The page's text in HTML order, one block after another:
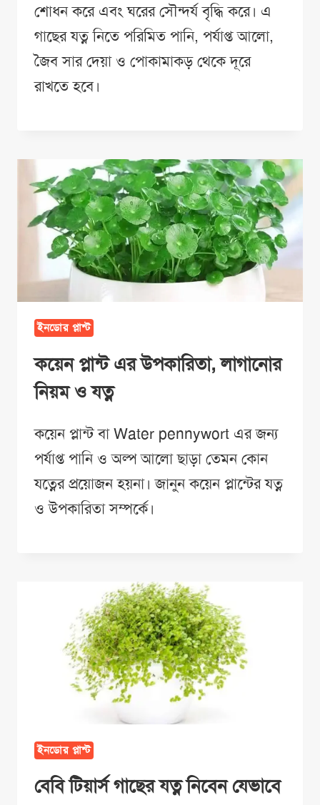
শোধন করে এবং ঘরের সৌন্দর্য বৃদ্ধি করে। এ
গাছের যত্ন নিতে পরিমিত পানি, পর্যাপ্ত আলো,
জৈব সার দেয়া ও পোকামাকড় থেকে দূরে
রাখতে হবে।
ইনডোর প্লান্ট
কয়েন প্লান্ট এর উপকারিতা, লাগানোর
নিয়ম ও যত্ন
কয়েন প্লান্ট বা Water pennywort এর জন্য
পর্যাপ্ত পানি ও অল্প আলো ছাড়া তেমন কোন
যত্নের প্রয়োজন হয়না। জানুন কয়েন প্লান্টের যত্ন
ও উপকারিতা সম্পর্কে।
ইনডোর প্লান্ট
বেবি টিয়ার্স গাছের যত্ন নিবেন যেভাবে